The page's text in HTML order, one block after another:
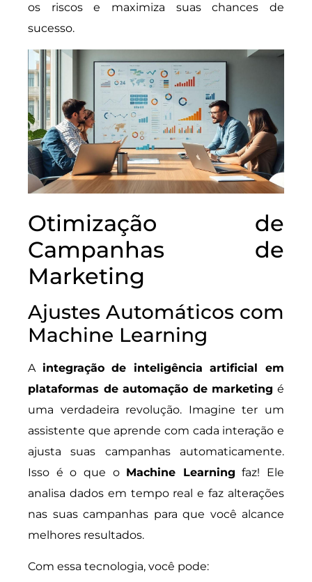
os riscos e maximiza suas chances de
sucesso.
Otimização de
Campanhas de
Marketing
Ajustes Automáticos com
Machine Learning
A integração de inteligência artificial em
plataformas de automação de marketing é
uma verdadeira revolução. Imagine ter um
assistente que aprende com cada interação e
ajusta suas campanhas automaticamente.
Isso é o que o Machine Learning faz! Ele
analisa dados em tempo real e faz alterações
nas suas campanhas para que você alcance
melhores resultados.
Com essa tecnologia, você pode: